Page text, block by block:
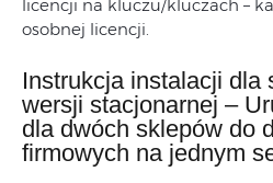
licencji na kluczu/kluczach –
osobnej licencji.
Instrukcja instalacji dla
wersji stacjonarnej –
dla dwóch sklepów do
firmowych na jednym